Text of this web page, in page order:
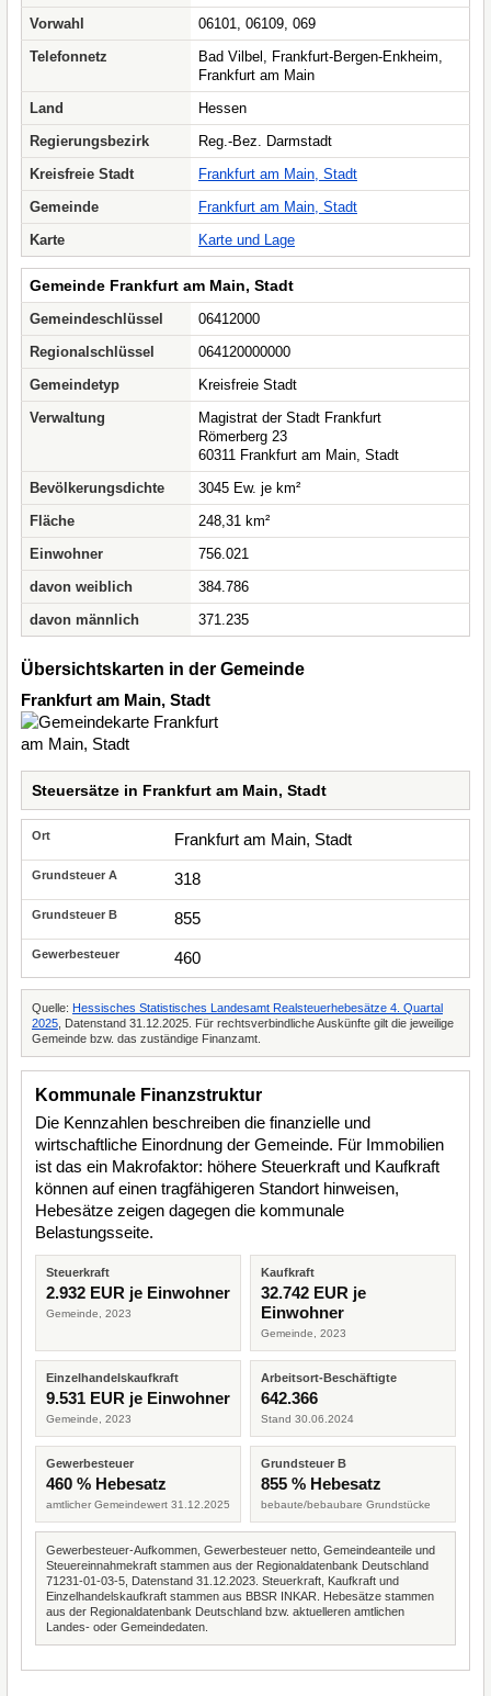
Vorwahl
06101, 06109, 069
Telefonnetz
Bad Vilbel, Frankfurt-Bergen-Enkheim,
Frankfurt am Main
Land
Hessen
Regierungsbezirk
Reg.-Bez. Darmstadt
Kreisfreie Stadt
Frankfurt am Main, Stadt
Gemeinde
Frankfurt am Main, Stadt
Karte
Karte und Lage
Gemeinde Frankfurt am Main, Stadt
Gemeindeschlüssel
06412000
Regionalschlüssel
064120000000
Gemeindetyp
Kreisfreie Stadt
Verwaltung
Magistrat der Stadt Frankfurt
Römerberg 23
60311 Frankfurt am Main, Stadt
Bevölkerungsdichte
3045 Ew. je km²
Fläche
248,31 km²
Einwohner
756.021
davon weiblich
384.786
davon männlich
371.235
Übersichtskarten in der Gemeinde
Frankfurt am Main, Stadt
Steuersätze in Frankfurt am Main, Stadt
Frankfurt am Main, Stadt
318
855
460
Quelle: Hessisches Statistisches Landesamt Realsteuerhebesätze 4. Quartal
2025 , Datenstand 31.12.2025. Für rechtsverbindliche Auskünfte gilt die jeweilige
Gemeinde bzw. das zuständige Finanzamt.
Kommunale Finanzstruktur
Die Kennzahlen beschreiben die finanzielle und
wirtschaftliche Einordnung der Gemeinde. Für Immobilien
ist das ein Makrofaktor: höhere Steuerkraft und Kaufkraft
können auf einen tragfähigeren Standort hinweisen,
Hebesätze zeigen dagegen die kommunale
Belastungsseite.
Steuerkraft
2.932 EUR je Einwohner
Gemeinde, 2023
Kaufkraft
32.742 EUR je
Einwohner
Gemeinde, 2023
Einzelhandelskaufkraft
9.531 EUR je Einwohner
Gemeinde, 2023
Arbeitsort-Beschäftigte
642.366
Stand 30.06.2024
Gewerbesteuer
460 % Hebesatz
amtlicher Gemeindewert 31.12.2025
Grundsteuer B
855 % Hebesatz
bebaute/bebaubare Grundstücke
Gewerbesteuer-Aufkommen, Gewerbesteuer netto, Gemeindeanteile und
Steuereinnahmekraft stammen aus der Regionaldatenbank Deutschland
71231-01-03-5, Datenstand 31.12.2023. Steuerkraft, Kaufkraft und
Einzelhandelskaufkraft stammen aus BBSR INKAR. Hebesätze stammen
aus der Regionaldatenbank Deutschland bzw. aktuelleren amtlichen
Landes- oder Gemeindedaten.